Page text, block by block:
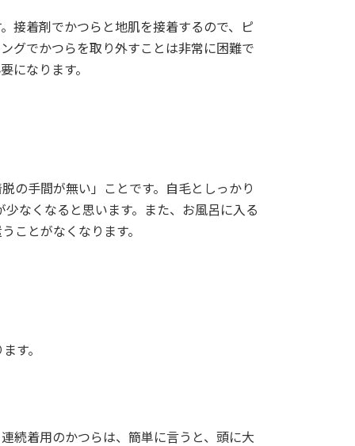
接着剤でかつらと地肌を接着するので、ピ
グでかつらを取り外すことは非常に困難で
になります。
の手間が無い」ことです。自毛としっかり
なくなると思います。また、お風呂に入る
ことがなくなります。
す。
続着用のかつらは、簡単に言うと、頭に大